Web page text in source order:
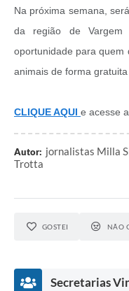
Na próxima semana,
da região de Vargem
oportunidade para quem
animais de forma gratuita
CLIQUE AQUI e acesse
Autor: jornalistas Milla
Trotta
GOSTEI NÃO
Secretarias